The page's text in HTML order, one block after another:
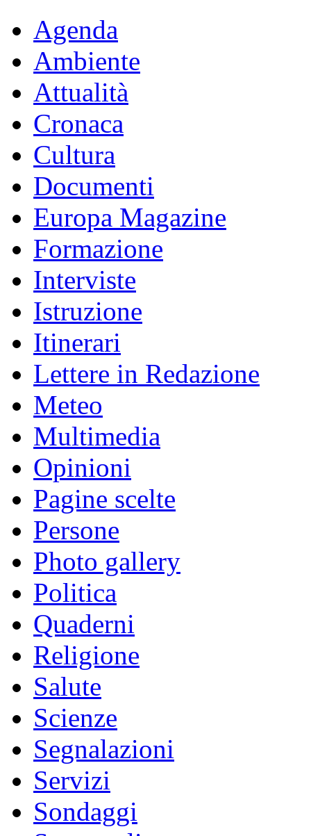
Agenda
Ambiente
Attualità
Cronaca
Cultura
Documenti
Europa Magazine
Formazione
Interviste
Istruzione
Itinerari
Lettere in Redazione
Meteo
Multimedia
Opinioni
Pagine scelte
Persone
Photo gallery
Politica
Quaderni
Religione
Salute
Scienze
Segnalazioni
Servizi
Sondaggi